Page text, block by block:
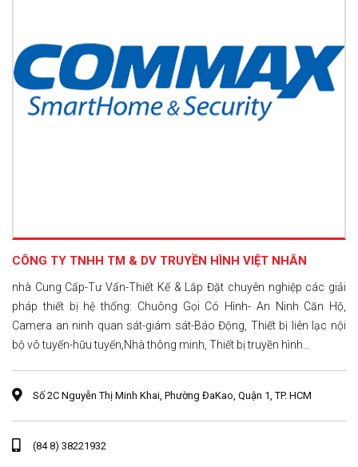
CÔNG TY TNHH TM & DV TRUYỀN HÌNH VIỆT NHÂN
nhà Cung Cấp-Tư Vấn-Thiết Kế & Lắp Đặt chuyên nghiệp các giải
pháp thiết bị hệ thống: Chuông Gọi Có Hình- An Ninh Căn Hộ,
Camera an ninh quan sát-giám sát-Báo Động, Thiết bị liên lạc nội
bộ vô tuyến-hữu tuyến,Nhà thông minh, Thiết bị truyền hình...
Số 2C Nguyễn Thị Minh Khai, Phường ĐaKao, Quận 1, TP. HCM
(84 8) 38221932